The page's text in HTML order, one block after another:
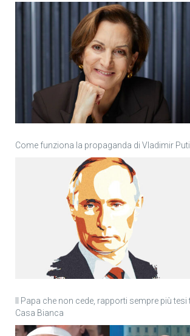
Come funziona la propaganda di Vladimir
Il Papa che non cede, rapporti sempre più
Casa Bianca